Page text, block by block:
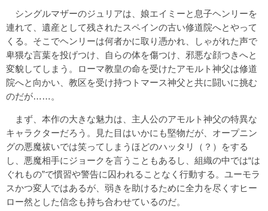
シングルマザーのジュリアは、娘エイミーと息子ヘンリーを
連れて、遺産として残されたスペインの古い修道院へとやって
くる。そこでヘンリーは何者かに取り憑かれ、しゃがれた声で
卑猥な言葉を投げつけ、自らの体を傷つけ、邪悪な顔つきへと
変貌してしまう。ローマ教皇の命を受けたアモルト神父は修道
院へと向かい、教区を受け持つトマース神父と共に闘いに挑む
のだが……。
まず、本作の大きな魅力は、主人公のアモルト神父の特異な
キャラクターだろう。見た目はいかにも堅物だが、オープニン
グの悪魔祓いでは笑ってしまうほどのハッタリ（？）をする
し、悪魔相手にジョークを言うこともあるし、組織の中では“は
ぐれもの”で慣習や警告に囚われることなく行動する。ユーモラ
スかつ変人ではあるが、弱きを助けるために全力を尽くすヒー
ロー然とした信念も持ち合わせているのだ。